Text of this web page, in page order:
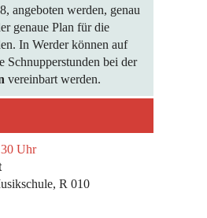
angeboten werden, genau
genaue Plan für die
In Werder können auf
Schnupperstunden bei der
vereinbart werden.
Uhr
R 010